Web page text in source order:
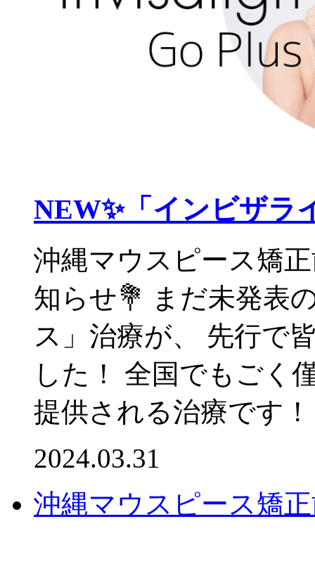
NEW✨「インビザラ
沖縄マウスピース矯
知らせ💐 まだ未発表
ス」治療が、 先行で
した！ 全国でもごく
提供される治療です
2024.03.31
沖縄マウスピース矯